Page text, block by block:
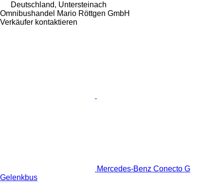
Deutschland, Untersteinach
Omnibushandel Mario Röttgen GmbH
Verkäufer kontaktieren
Mercedes-Benz Conecto G
Gelenkbus